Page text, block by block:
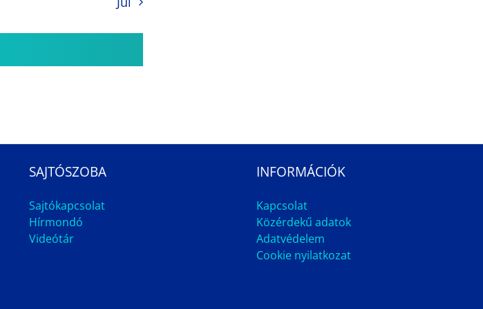
SAJTÓSZOBA
Sajtókapcsolat
Hírmondó
Videótár
INFORMÁCIÓK
Kapcsolat
Közérdekű adatok
Adatvédelem
Cookie nyilatkozat